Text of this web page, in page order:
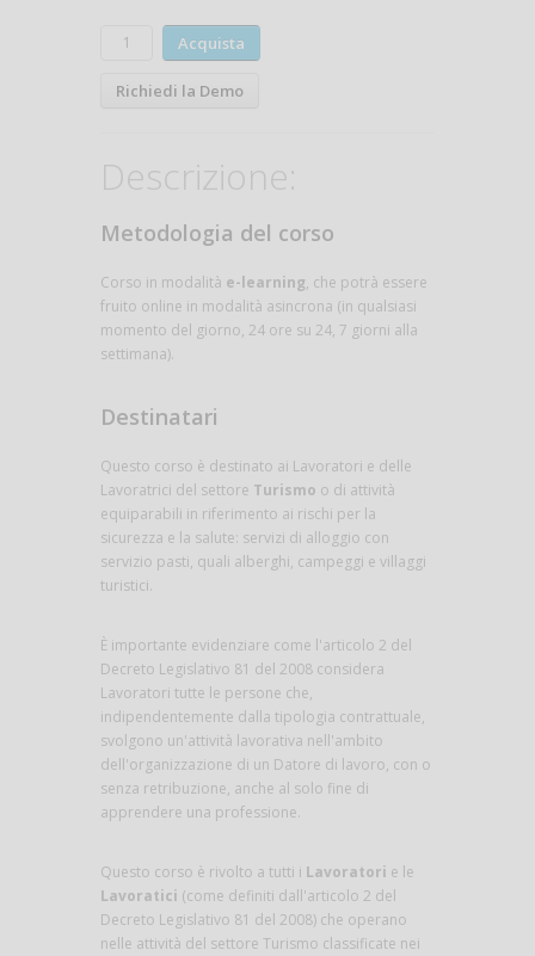
Acquista
Richiedi la Demo
Descrizione:
Metodologia del corso
Corso in modalità e-learning, che potrà essere
fruito online in modalità asincrona (in qualsiasi
momento del giorno, 24 ore su 24, 7 giorni alla
settimana).
Destinatari
Questo corso è destinato ai Lavoratori e delle
Lavoratrici del settore Turismo o di attività
equiparabili in riferimento ai rischi per la
sicurezza e la salute: servizi di alloggio con
servizio pasti, quali alberghi, campeggi e villaggi
turistici.
È importante evidenziare come l'articolo 2 del
Decreto Legislativo 81 del 2008 considera
Lavoratori tutte le persone che,
indipendentemente dalla tipologia contrattuale,
svolgono un'attività lavorativa nell'ambito
dell'organizzazione di un Datore di lavoro, con o
senza retribuzione, anche al solo fine di
apprendere una professione.
Questo corso è rivolto a tutti i Lavoratori e le
Lavoratici (come definiti dall'articolo 2 del
Decreto Legislativo 81 del 2008) che operano
nelle attività del settore Turismo classificate nei